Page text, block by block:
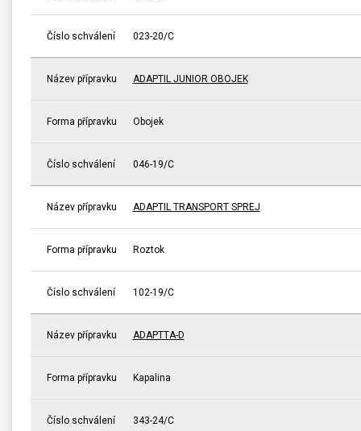
Číslo schválení 023-20/C
Název přípravku ADAPTIL JUNIOR OBOJEK
Forma přípravku Obojek
Číslo schválení 046-19/C
Název přípravku ADAPTIL TRANSPORT SPREJ
Forma přípravku Roztok
Číslo schválení 102-19/C
Název přípravku ADAPTTA-D
Forma přípravku Kapalina
Číslo schválení 343-24/C